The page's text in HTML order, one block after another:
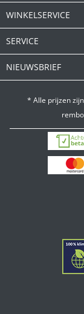
WINKELSERVICE
SERVICE
NIEUWSBRIEF
* Alle prijzen